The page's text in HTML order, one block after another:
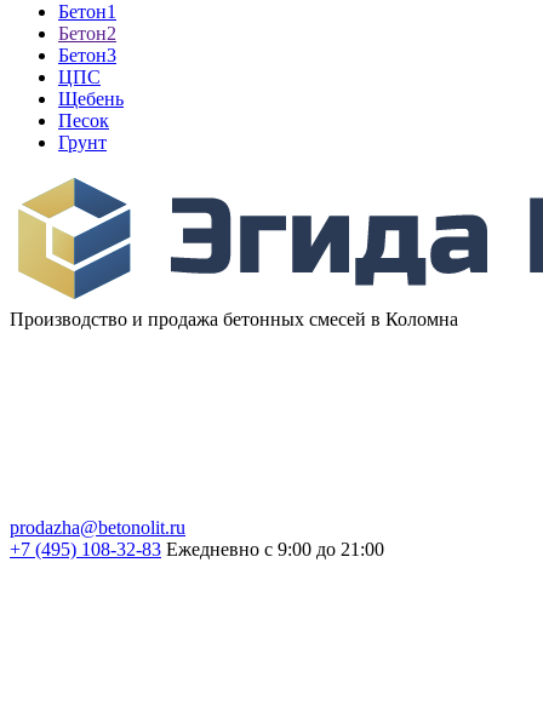
Бетон1
Бетон2
Бетон3
ЦПС
Щебень
Песок
Грунт
Производство и продажа бетонных смесей в Коломна
prodazha@betonolit.ru
+7 (495) 108-32-83 Ежедневно с 9:00 до 21:00